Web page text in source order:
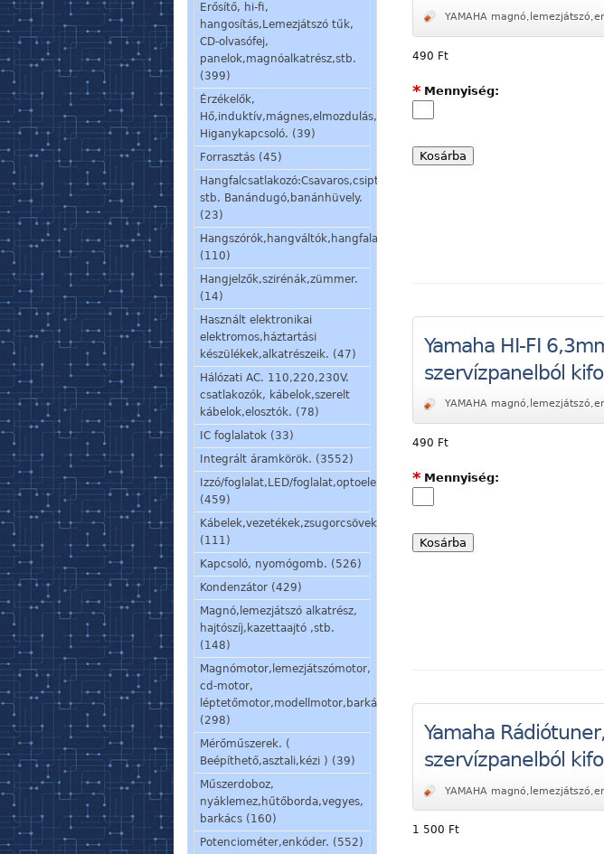
Erősítő, hi-fi,
hangosítás,Lemezjátszó tűk,
CD-olvasófej,
panelok,magnóalkatrész,stb.
(399)
Érzékelők,
Hő,induktív,mágnes,elmozdulás,stb.
Higanykapcsoló. (39)
Forrasztás (45)
Hangfalcsatlakozó:Csavaros,csiptetős,speakon,din,
stb. Banándugó,banánhüvely.
(23)
Hangszórók,hangváltók,hangfalalkatrészek,mikrofon,fülhallgató.
(110)
Hangjelzők,szirénák,zümmer.
(14)
Használt elektronikai
elektromos,háztartási
készülékek,alkatrészeik. (47)
Hálózati AC. 110,220,230V.
csatlakozók, kábelok,szerelt
kábelok,elosztók. (78)
IC foglalatok (33)
Integrált áramkörök. (3552)
Izzó/foglalat,LED/foglalat,optoelem,kijelző,jelzőlámpa.
(459)
Kábelek,vezetékek,zsugorcsövek,szigetelőcsövek.
(111)
Kapcsoló, nyomógomb. (526)
Kondenzátor (429)
Magnó,lemezjátszó alkatrész,
hajtószíj,kazettaajtó ,stb.
(148)
Magnómotor,lemezjátszómotor,
cd-motor,
léptetőmotor,modellmotor,barkácsmotor.
(298)
Mérőműszerek. (
Beépíthető,asztali,kézi ) (39)
Műszerdoboz,
nyáklemez,hűtőborda,vegyes,
barkács (160)
Potenciométer,enkóder. (552)
YAMAHA
490 Ft
Mennyiség:
*
Yamaha HI-FI
szervízpanelból
YAMAHA
490 Ft
Mennyiség:
*
Yamaha
szervízpanelból
YAMAHA
1 500 Ft